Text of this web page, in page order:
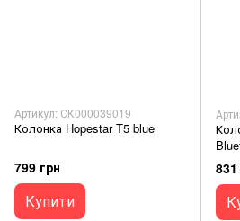
Артикул: СК000039019
Колонка Hopestar T5 blue
799 грн
Купити
831